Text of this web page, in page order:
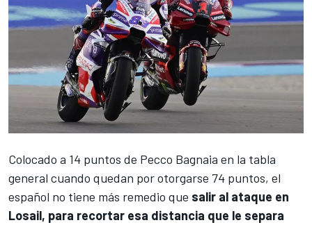
Colocado a 14 puntos de Pecco Bagnaia en la tabla
general cuando quedan por otorgarse 74 puntos, el
español no tiene más remedio que salir al ataque en
Losail, para recortar esa distancia que le separa